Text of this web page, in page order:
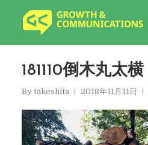
181110倒木丸太横
By takeshita 2018年11月11日